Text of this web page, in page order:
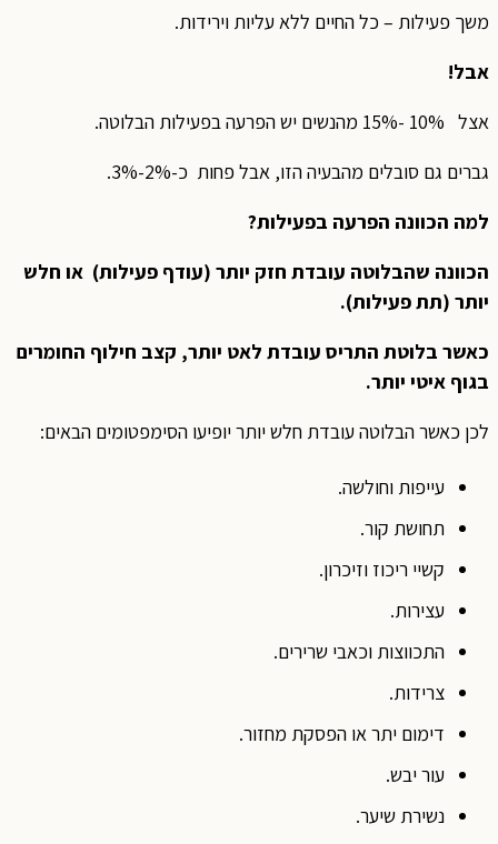
משך פעילות – כל החיים ללא עליות וירידות.
אבל!
אצל 10% -15% מהנשים יש הפרעה בפעילות הבלוטה.
גברים גם סובלים מהבעיה הזו, אבל פחות כ-2%-3%.
למה הכוונה הפרעה בפעילות?
הכוונה שהבלוטה עובדת חזק יותר (עודף פעילות) או חלש
יותר (תת פעילות).
כאשר בלוטת התריס עובדת לאט יותר, קצב חילוף החומרים
בגוף איטי יותר.
לכן כאשר הבלוטה עובדת חלש יותר יופיעו הסימפטומים הבאים:
עייפות וחולשה.
תחושת קור.
קשיי ריכוז וזיכרון.
עצירות.
התכווצות וכאבי שרירים.
צרידות.
דימום יתר או הפסקת מחזור.
עור יבש.
נשירת שיער.